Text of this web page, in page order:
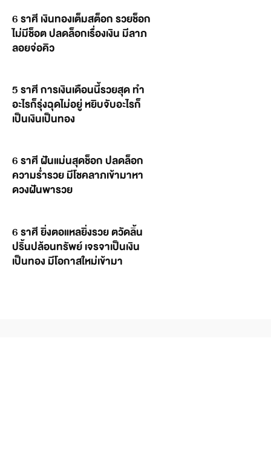
6 ราศี เงินทองเต็มสต็อก รวยช็อก
ไม่มีช็อต ปลดล็อกเรื่องเงิน มีลาภ
ลอยจ่อคิว
5 ราศี การเงินเดือนนี้รวยสุด ทำ
อะไรก็รุ่งฉุดไม่อยู่ หยิบจับอะไรก็
เป็นเงินเป็นทอง
6 ราศี ฝันแม่นสุดช็อก ปลดล็อก
ความร่ำรวย มีโชคลาภเข้ามาหา
ดวงฝันพารวย
6 ราศี ยิ่งตอแหลยิ่งรวย ตวัดลิ้น
ปริ้นปล้อนทรัพย์ เจรจาเป็นเงิน
เป็นทอง มีโอกาสใหม่เข้ามา